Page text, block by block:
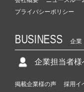
プライバシーポリシー
BUSINESS 企業
企業担当者様
掲載企業様の声 採用イ